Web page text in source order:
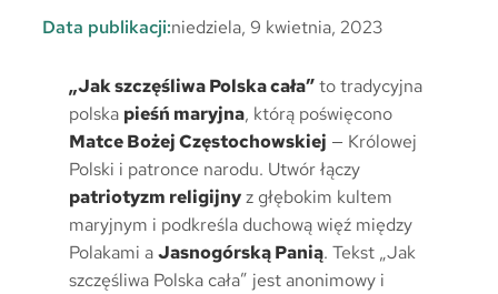
Data publikacji:niedziela, 9 kwietnia, 2023
„Jak szczęśliwa Polska cała”to tradycyjna
polska pieśń maryjna, którą poświęcono
Matce Bożej Częstochowskiej — Królowej
Polski i patronce narodu. Utwór łączy
patriotyzm religijnyz głębokim kultem
maryjnym i podkreśla duchową więź między
Polakami aJasnogórską Panią. Tekst „Jak
szczęśliwa Polska cała” jest anonimowy i